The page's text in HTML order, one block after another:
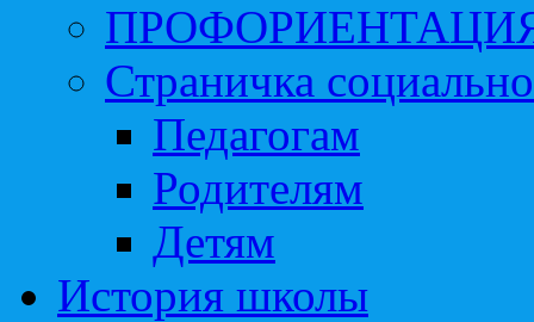
Страничка
Педагогам
Родителям
Детям
История школы